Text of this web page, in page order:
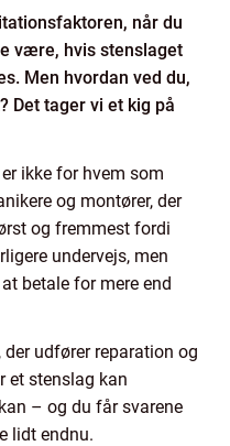
når du
være, hvis stenslaget
Men hvordan ved du,
Det tager vi et kig på
er ikke for hvem som
og montører, der
og fremmest fordi
undervejs, men
betale for mere end
udfører reparation og
et stenslag kan
– og du får svarene
lidt endnu.